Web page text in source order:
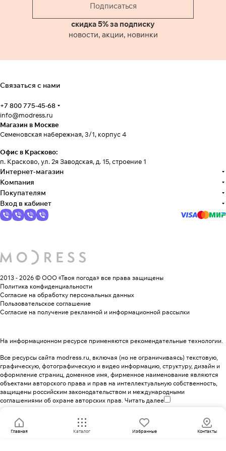
Подписаться
скидка 5% за подписку
новости, акции, новинки
Связаться с нами
+7 800 775-45-68
info@modress.ru
Магазин в Москве
Семеновская набережная, 3/1, корпус 4
Офис в Красково:
п. Красково, ул. 2я Заводская, д. 15, строение 1
Интернет-магазин
Компания
Покупателям
Вход в кабинет
2013 - 2026 © ООО «Твоя погода» все права защищены
Политика конфиденциальности
Согласие на обработку персональных данных
Пользовательское соглашение
Согласие на получение рекламной и информационной рассылки
На информационном ресурсе применяются рекомендательные технологии.
Все ресурсы сайта modress.ru, включая (но не ограничиваясь) текстовую,
графическую, фотографическую и видео информацию, структуру, дизайн и
оформление страниц, доменное имя, фирменное наименование являются
объектами авторского права и прав на интеллектуальную собственность,
защищены российским законодательством и международными
соглашениями об охране авторских прав. Читать далее
Главная Каталог Избранные Контакты